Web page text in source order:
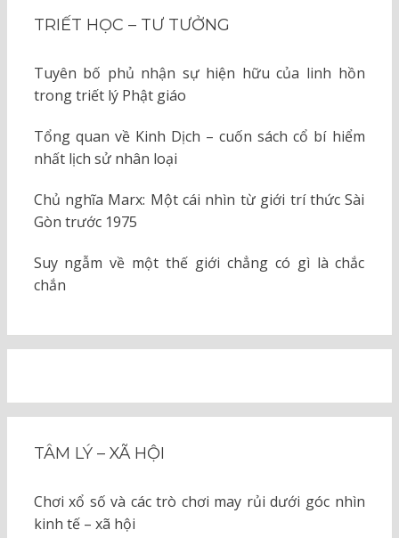
TRIẾT HỌC – TƯ TƯỞNG
Tuyên bố phủ nhận sự hiện hữu của linh hồn
trong triết lý Phật giáo
Tổng quan về Kinh Dịch – cuốn sách cổ bí hiểm
nhất lịch sử nhân loại
Chủ nghĩa Marx: Một cái nhìn từ giới trí thức Sài
Gòn trước 1975
Suy ngẫm về một thế giới chẳng có gì là chắc
chắn
TÂM LÝ – XÃ HỘI
Chơi xổ số và các trò chơi may rủi dưới góc nhìn
kinh tế – xã hội